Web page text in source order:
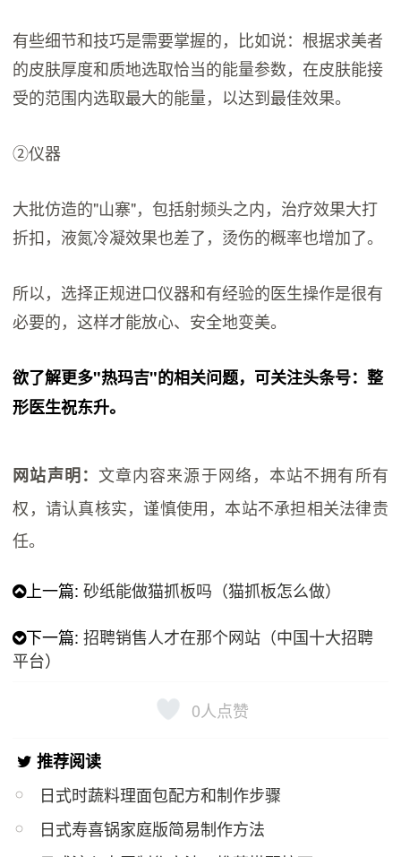
有些细节和技巧是需要掌握的，比如说：根据求美者
的皮肤厚度和质地选取恰当的能量参数，在皮肤能接
受的范围内选取最大的能量，以达到最佳效果。
②仪器
大批仿造的"山寨"，包括射频头之内，治疗效果大打
折扣，液氮冷凝效果也差了，烫伤的概率也增加了。
所以，选择正规进口仪器和有经验的医生操作是很有
必要的，这样才能放心、安全地变美。
欲了解更多"热玛吉"的相关问题，可关注头条号：整
形医生祝东升。
网站声明： 文章内容来源于网络，本站不拥有所有
权，请认真核实，谨慎使用，本站不承担相关法律责
任。
上一篇:砂纸能做猫抓板吗（猫抓板怎么做）
下一篇:招聘销售人才在那个网站（中国十大招聘
平台）
0人点赞
推荐阅读
日式时蔬料理面包配方和制作步骤
日式寿喜锅家庭版简易制作方法